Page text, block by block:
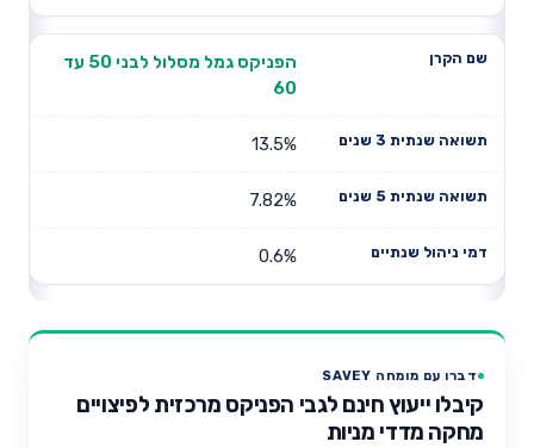
הפניקס גמל מסלול לבני 50 עד
60
13.5%
7.82%
0.6%
דברו עם מומחה SAVEY
קיבלו ייעוץ חינם לגבי הפניקס מרכזית לפיצויים
מחקה מדדי מניות